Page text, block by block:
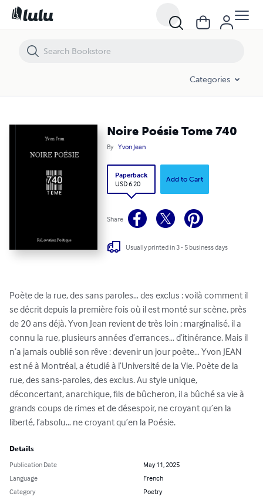
Categories
Noire Poésie Tome 740
By Yvon Jean
Paperback
USD 6.20
Add to Cart
Share
Usually printed in 3 - 5 business days
Poète de la rue, des sans paroles… des exclus : voilà comment il
se décrit depuis la première fois où il est monté sur scène, près
de 20 ans déjà. Yvon Jean revient de très loin ; marginalisé, il a
connu la rue, plusieurs années d’errances… d’itinérance. Mais il
n’a jamais oublié son rêve : devenir un jour poète… Yvon JEAN
est né à Montréal, a étudié à l’Université de la Vie. Poète de la
rue, des sans-paroles, des exclus. Au style unique,
déconcertant, anarchique, fils de bûcheron, il a bûché sa vie à
grands coups de rimes et de désespoir, ne croyant qu’en la
liberté, l’absolu… ne croyant qu’en la Poésie.
Details
Publication Date
May 11, 2025
Language
French
Category
Poetry
Noire Poésie Tome 740